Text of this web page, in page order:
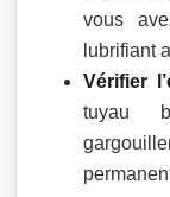
vous
lubrifiant
Vérifier
tuyau